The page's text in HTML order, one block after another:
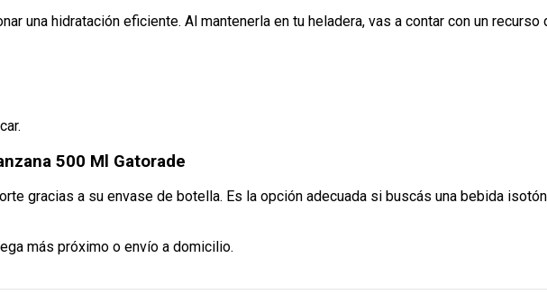
una hidratación eficiente. Al mantenerla en tu heladera, vas a contar con un
500 Ml Gatorade
gracias a su envase de botella. Es la opción adecuada si buscás una bebida
más próximo o envío a domicilio.